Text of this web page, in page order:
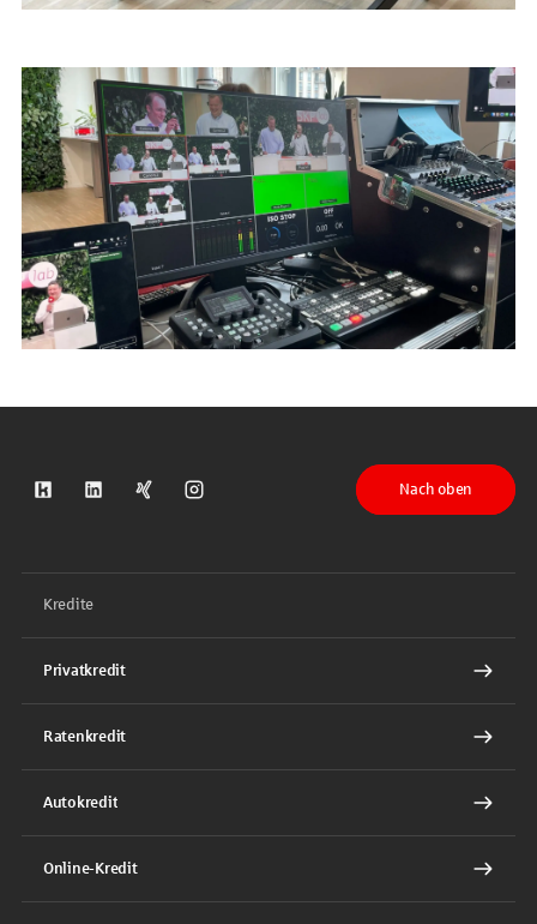
S-Kreditpartner auf Kununu
S-Kreditpartner auf LinkedIn
S-Kreditpartner auf Xing
S-Kreditpartner auf Instagram
Nach oben
Kredite
Privatkredit
Ratenkredit
Autokredit
Online-Kredit